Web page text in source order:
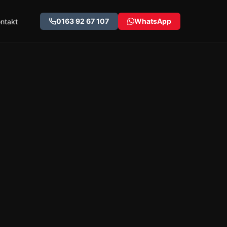
0163 92 67 107 WhatsApp